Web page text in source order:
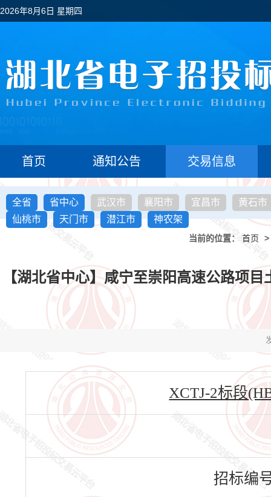
2026年8月6日 星期四
首页 通知公告 交易信息
全省 省中心 武汉市 襄阳市 宜昌市
黄石市
仙桃市
天门市 潜江市 神农架
当前的位置： 首页 >
【湖北省中心】咸宁至崇阳高速公路项
XCTJ-2标段
招标编